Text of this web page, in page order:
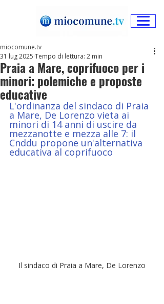
Praia a Mare, coprifuoco per i
minori: polemiche e proposte
educative
miocomune.tv
31 lug 2025 Tempo di lettura: 2 min
L'ordinanza del sindaco di Praia
a Mare, De Lorenzo vieta ai
minori di 14 anni di uscire da
mezzanotte e mezza alle 7: il
Cnddu propone un'alternativa
educativa al coprifuoco
Il sindaco di Praia a Mare, De Lorenzo